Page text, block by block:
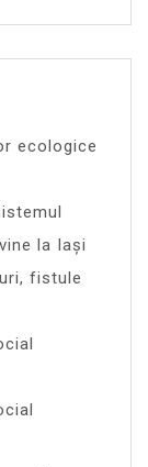
ecologice
la Iași
fistule